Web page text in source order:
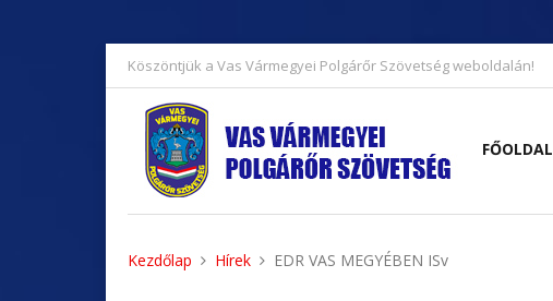
Köszöntjük a Vas Vármegyei Polgárőr Szövetség weboldalán!
FŐOLDAL
Kezdőlap Hírek EDR VAS MEGYÉBEN ISv